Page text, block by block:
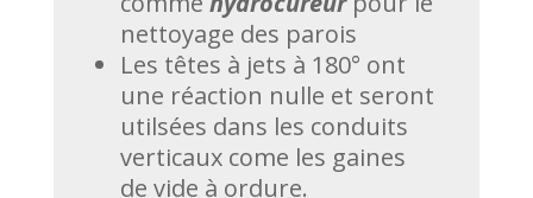
nettoyage des parois
Les têtes à jets à 180° ont
une réaction nulle et seront
utilsées dans les conduits
verticaux come les gaines
de vide à ordure.